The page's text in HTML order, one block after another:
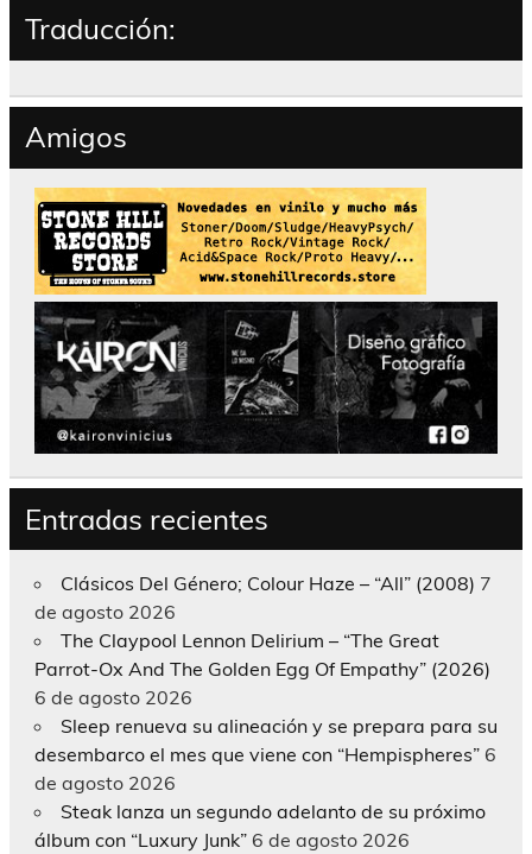
Traducción:
Amigos
Entradas recientes
Clásicos Del Género; Colour Haze – “All” (2008) 7
de agosto 2026
The Claypool Lennon Delirium – “The Great
Parrot-Ox And The Golden Egg Of Empathy” (2026)
6 de agosto 2026
Sleep renueva su alineación y se prepara para su
desembarco el mes que viene con “Hempispheres” 6
de agosto 2026
Steak lanza un segundo adelanto de su próximo
álbum con “Luxury Junk” 6 de agosto 2026